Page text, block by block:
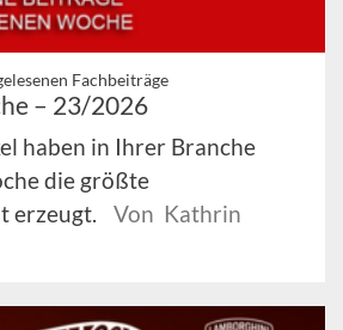
Fachbeiträge
– 23/2026
haben in Ihrer Branche
die größte
erzeugt.
Von Kathrin